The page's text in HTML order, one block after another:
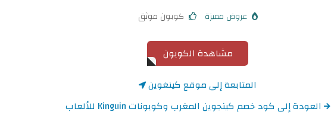
عروض مميزة كوبون موثق
مشاهدة الكوبون
المتابعة إلى موقع كينغوين
العودة إلى كود خصم كينجوين المغرب وكوبونات Kinguin للألعاب